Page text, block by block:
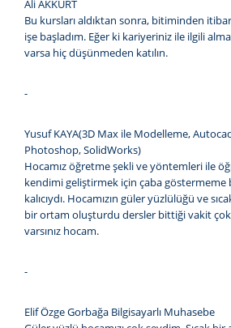
Ali AKKURT
Bu kursları aldıktan sonra, bitiminden
işe başladım. Eğer ki kariyeriniz ile ilgili
varsa hiç düşünmeden katılın.
-
Yusuf KAYA(3D Max ile Modelleme,
Photoshop, SolidWorks)
Hocamız öğretme şekli ve yöntemleri ile
kendimi geliştirmek için çaba göstermeme
kalıcıydı. Hocamızın güler yüzlülüğü ve
bir ortam oluşturdu dersler bittiği vakit
varsınız hocam.
-
Elif Özge Gorbağa Bilgisayarlı Muhasebe